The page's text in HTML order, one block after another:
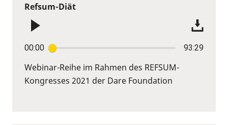
Refsum-Diät
00:00 93:29
Webinar-Reihe im Rahmen des REFSUM-
Kongresses 2021 der Dare Foundation